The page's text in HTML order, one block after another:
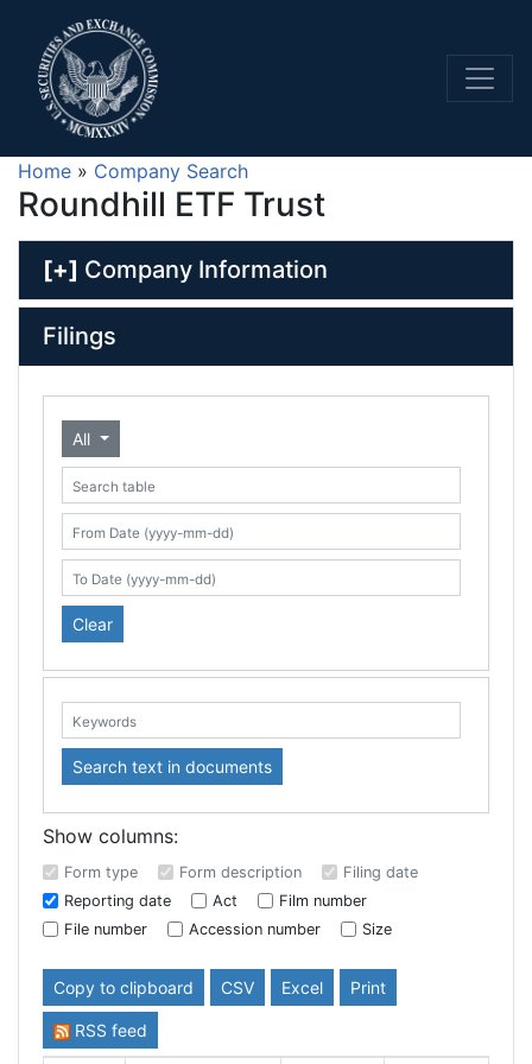
Home » Company Search
Roundhill ETF Trust
[+] Company Information
Filings
All
Search table
From Date (yyyy-mm-dd)
To Date (yyyy-mm-dd)
Clear
Keywords: Search text in documents
Show columns:
Form type Form description
Filing date
Reporting date
Act
Film number
File number
Accession number Size
Copy to clipboard CSV Excel Print
RSS feed